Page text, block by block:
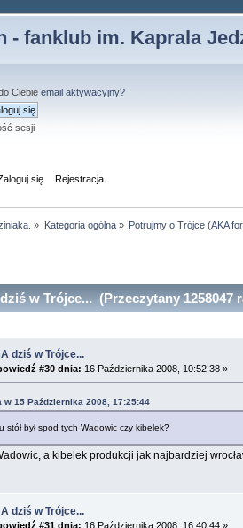
- fanklub im. Kaprala
Ciebieemail aktywacyjny?
sesji
się Rejestracja
» Kategoria ogólna» Potrujmy o Trójce (AKA
w Trójce... (Przeczytany 1258047
dziś w Trójce...
#30 dnia: 16 Października 2008, 10:52:38 »
w 15 Października 2008, 17:25:44
stół był spod tych Wadowic czy kibelek?
a kibelek produkcji jak najbardziej
dziś w Trójce...
#31 dnia: 16 Października 2008, 16:40:44 »